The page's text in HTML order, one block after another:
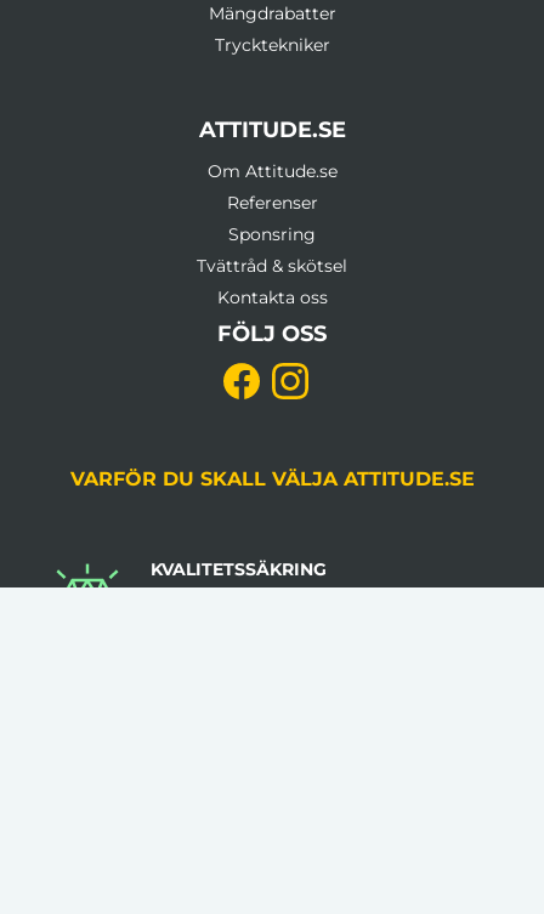
Mängdrabatter
Trycktekniker
ATTITUDE.SE
Om Attitude.se
Referenser
Sponsring
Tvättråd & skötsel
Kontakta oss
FÖLJ OSS
VARFÖR DU SKALL VÄLJA ATTITUDE.SE
KVALITETSSÄKRING